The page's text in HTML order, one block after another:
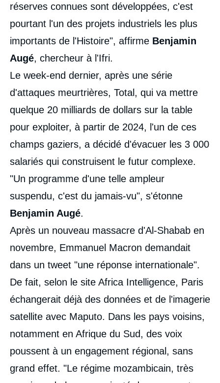
réserves connues sont développées, c'est
pourtant l'un des projets industriels les plus
importants de l'Histoire", affirme Benjamin
Augé, chercheur à l'Ifri.
Le week-end dernier, après une série
d'attaques meurtrières, Total, qui va mettre
quelque 20 milliards de dollars sur la table
pour exploiter, à partir de 2024, l'un de ces
champs gaziers, a décidé d'évacuer les 3 000
salariés qui construisent le futur complexe.
"Un programme d'une telle ampleur
suspendu, c'est du jamais-vu", s'étonne
Benjamin Augé.
Après un nouveau massacre d'Al-Shabab en
novembre, Emmanuel Macron demandait
dans un tweet "une réponse internationale".
De fait, selon le site Africa Intelligence, Paris
échangerait déjà des données et de l'imagerie
satellite avec Maputo. Dans les pays voisins,
notamment en Afrique du Sud, des voix
poussent à un engagement régional, sans
grand effet. "Le régime mozambicain, très